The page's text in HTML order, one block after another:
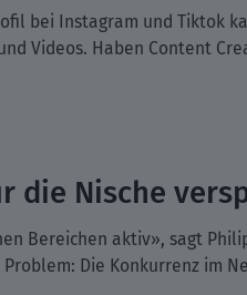
bei Instagram und Tiktok
Videos. Haben Content
die Nische
Bereichen aktiv», sagt
Problem: Die Konkurrenz im